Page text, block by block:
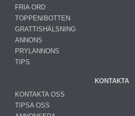
FRIA ORD
TOPPEN/BOTTEN
GRATTISHÄLSNING
ANNONS
PRYLANNONS
TIPS
KONTAKTA
KONTAKTA OSS
TIPSA OSS